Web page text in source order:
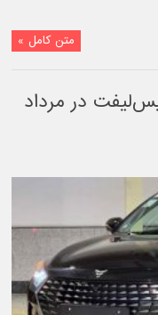
متن کامل »
در مرداد